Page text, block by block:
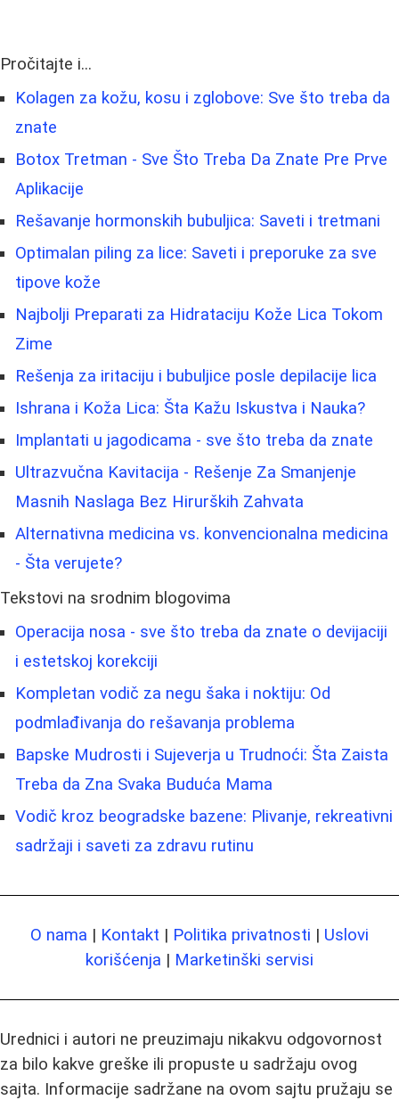
Pročitajte i...
Kolagen za kožu, kosu i zglobove: Sve što treba da
znate
Botox Tretman - Sve Što Treba Da Znate Pre Prve
Aplikacije
Rešavanje hormonskih bubuljica: Saveti i tretmani
Optimalan piling za lice: Saveti i preporuke za sve
tipove kože
Najbolji Preparati za Hidrataciju Kože Lica Tokom
Zime
Rešenja za iritaciju i bubuljice posle depilacije lica
Ishrana i Koža Lica: Šta Kažu Iskustva i Nauka?
Implantati u jagodicama - sve što treba da znate
Ultrazvučna Kavitacija - Rešenje Za Smanjenje
Masnih Naslaga Bez Hirurških Zahvata
Alternativna medicina vs. konvencionalna medicina
- Šta verujete?
Tekstovi na srodnim blogovima
Operacija nosa - sve što treba da znate o devijaciji
i estetskoj korekciji
Kompletan vodič za negu šaka i noktiju: Od
podmlađivanja do rešavanja problema
Bapske Mudrosti i Sujeverja u Trudnoći: Šta Zaista
Treba da Zna Svaka Buduća Mama
Vodič kroz beogradske bazene: Plivanje, rekreativni
sadržaji i saveti za zdravu rutinu
O nama | Kontakt | Politika privatnosti | Uslovi
korišćenja | Marketinški servisi
Urednici i autori ne preuzimaju nikakvu odgovornost
za bilo kakve greške ili propuste u sadržaju ovog
sajta. Informacije sadržane na ovom sajtu pružaju se